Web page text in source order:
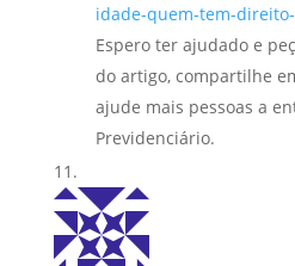
idade-quem-tem-
Espero ter ajudado e
do artigo, compartilhe
ajude mais pessoas a
Previdenciário.